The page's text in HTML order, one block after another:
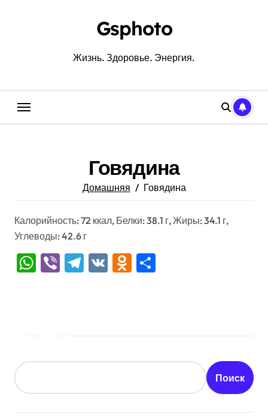
Gsphoto
Жизнь. Здоровье. Энергия.
Говядина
Домашняя Говядина
Калорийность: 72 ккал, Белки: 38.1 г, Жиры: 34.1 г,
Углеводы: 42.6 г
WhatsApp
ViberTelegram
VK Odnoklassniki
Поиск